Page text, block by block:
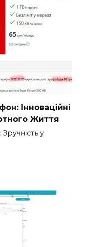
Інноваційні
Життя
у